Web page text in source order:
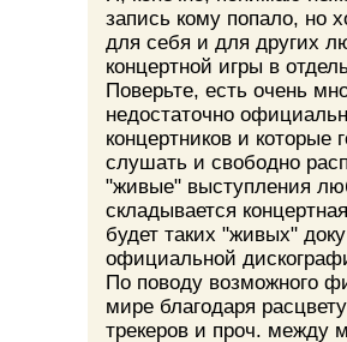
запись кому попало, но
для себя и для других
концертной игры в
Поверьте, есть очень
недостаточно
концертников и которые
слушать и свободно
"живые" выступления
складывается
будет таких "живых"
официальной
По поводу возможного
мире благодаря
трекеров и проч. между